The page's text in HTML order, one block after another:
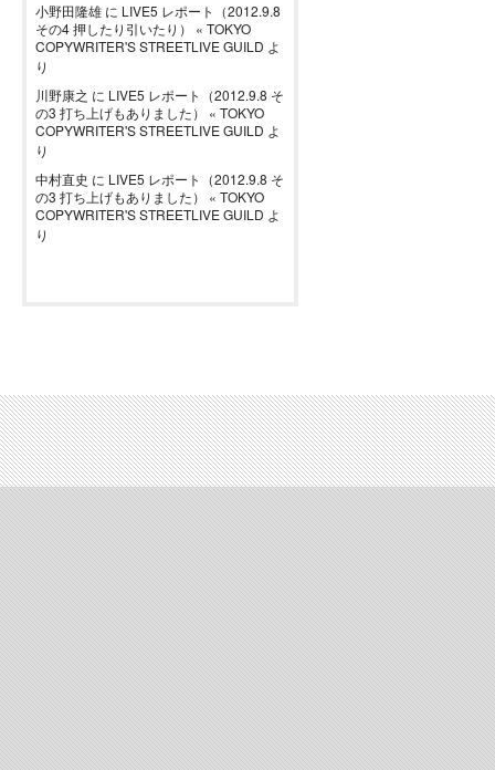
小野田隆雄 に LIVE5 レポート（2012.9.8
その4 押したり引いたり） « TOKYO
COPYWRITER'S STREETLIVE GUILD よ
り
川野康之 に LIVE5 レポート（2012.9.8 そ
の3 打ち上げもありました） « TOKYO
COPYWRITER'S STREETLIVE GUILD よ
り
中村直史 に LIVE5 レポート（2012.9.8 そ
の3 打ち上げもありました） « TOKYO
COPYWRITER'S STREETLIVE GUILD よ
り